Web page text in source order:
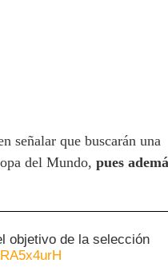
señalar que buscarán una
del Mundo, pues
objetivo de la selección